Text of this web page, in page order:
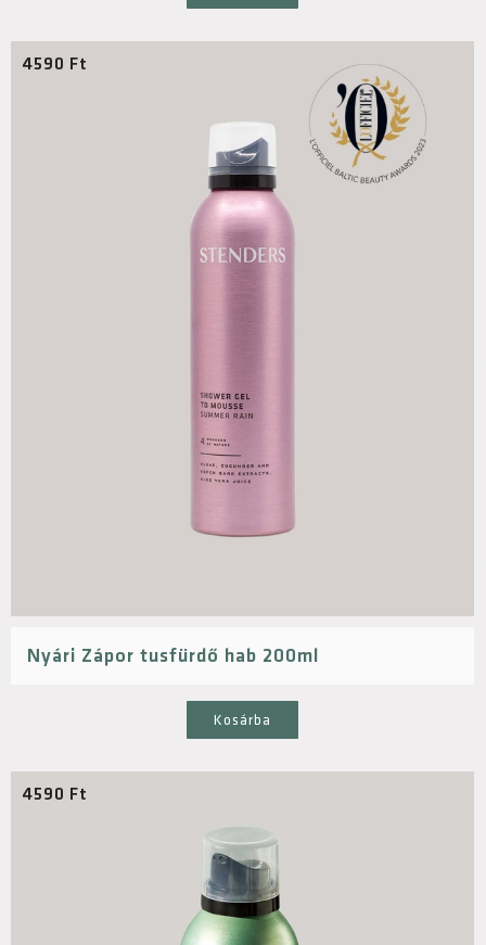
4590 Ft
Nyári Zápor tusfürdő hab 200ml
Kosárba
4590 Ft